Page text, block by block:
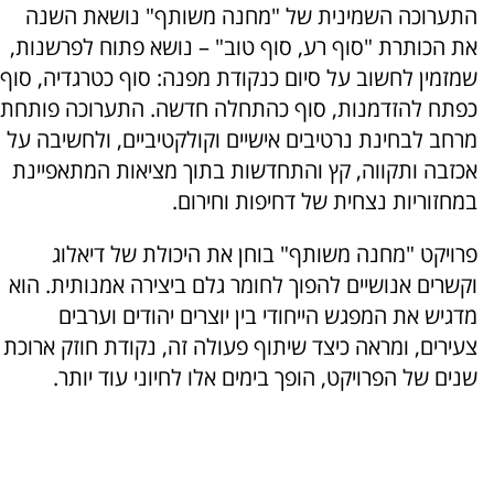
התערוכה השמינית של "מחנה משותף" נושאת השנה
את הכותרת "סוף רע, סוף טוב" – נושא פתוח לפרשנות,
שמזמין לחשוב על סיום כנקודת מפנה: סוף כטרגדיה, סוף
כפתח להזדמנות, סוף כהתחלה חדשה. התערוכה פותחת
מרחב לבחינת נרטיבים אישיים וקולקטיביים, ולחשיבה על
אכזבה ותקווה, קץ והתחדשות בתוך מציאות המתאפיינת
במחזוריות נצחית של דחיפות וחירום.
פרויקט "מחנה משותף" בוחן את היכולת של דיאלוג
וקשרים אנושיים להפוך לחומר גלם ביצירה אמנותית. הוא
מדגיש את המפגש הייחודי בין יוצרים יהודים וערבים
צעירים, ומראה כיצד שיתוף פעולה זה, נקודת חוזק ארוכת
שנים של הפרויקט, הופך בימים אלו לחיוני עוד יותר.